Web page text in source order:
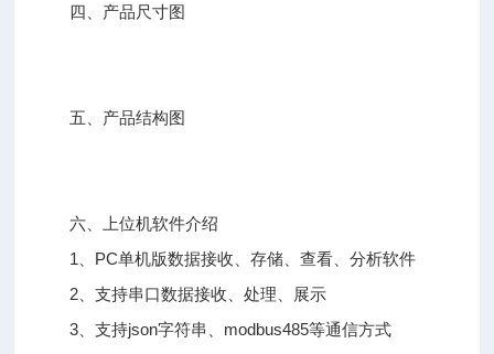
四、产品尺寸图
五、产品结构图
六、上位机软件介绍
1、PC单机版数据接收、存储、查看、分析软件
2、支持串口数据接收、处理、展示
3、支持json字符串、modbus485等通信方式